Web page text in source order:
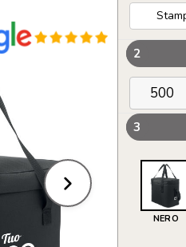
2
3
NERO